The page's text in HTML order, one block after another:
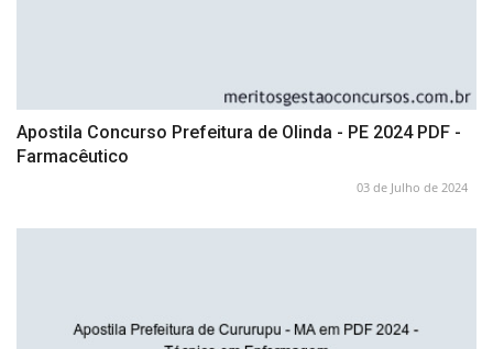
Apostila Concurso Prefeitura de Olinda - PE 2024 PDF -
Farmacêutico
03 de Julho de 2024